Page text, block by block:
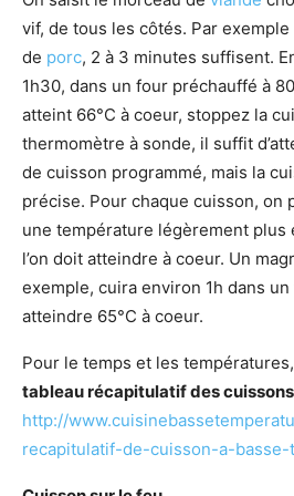
vif, de tous les côtés. Par
de porc, 2 à 3 minutes suffisent.
1h30, dans un four préchauffé à
atteint 66°C à coeur, stoppez la
thermomètre à sonde, il suffit
de cuisson programmé, mais la
précise. Pour chaque cuisson, on
une température légèrement plus
l’on doit atteindre à coeur. Un
exemple, cuira environ 1h dans
atteindre 65°C à coeur.
Pour le temps et les
tableau récapitulatif des cuissons
http://
recapitulatif-de-cuisson-a-